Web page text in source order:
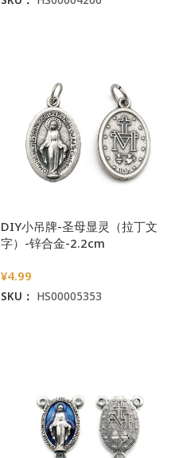
DIY小吊牌-圣母显灵（拉丁文
字）-锌合金-2.2cm
¥4.99
SKU： HS00005353